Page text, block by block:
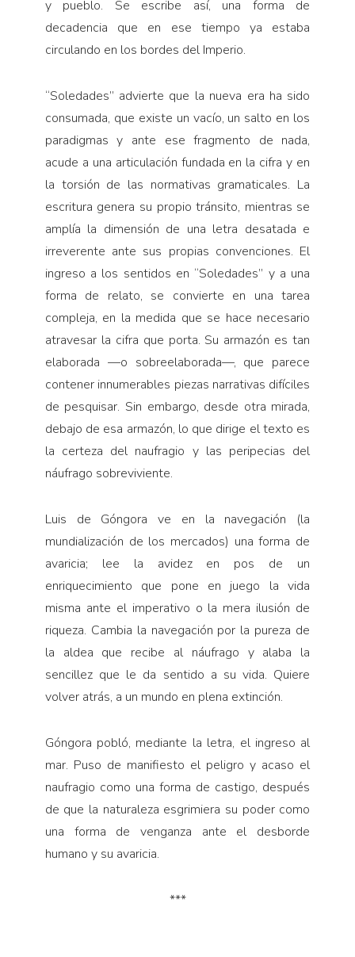
y pueblo. Se escribe así, una forma de
decadencia que en ese tiempo ya estaba
circulando en los bordes del Imperio.
“Soledades” advierte que la nueva era ha sido
consumada, que existe un vacío, un salto en los
paradigmas y ante ese fragmento de nada,
acude a una articulación fundada en la cifra y en
la torsión de las normativas gramaticales. La
escritura genera su propio tránsito, mientras se
amplía la dimensión de una letra desatada e
irreverente ante sus propias convenciones. El
ingreso a los sentidos en “Soledades” y a una
forma de relato, se convierte en una tarea
compleja, en la medida que se hace necesario
atravesar la cifra que porta. Su armazón es tan
elaborada —o sobreelaborada—, que parece
contener innumerables piezas narrativas difíciles
de pesquisar. Sin embargo, desde otra mirada,
debajo de esa armazón, lo que dirige el texto es
la certeza del naufragio y las peripecias del
náufrago sobreviviente.
Luis de Góngora ve en la navegación (la
mundialización de los mercados) una forma de
avaricia; lee la avidez en pos de un
enriquecimiento que pone en juego la vida
misma ante el imperativo o la mera ilusión de
riqueza. Cambia la navegación por la pureza de
la aldea que recibe al náufrago y alaba la
sencillez que le da sentido a su vida. Quiere
volver atrás, a un mundo en plena extinción.
Góngora pobló, mediante la letra, el ingreso al
mar. Puso de manifiesto el peligro y acaso el
naufragio como una forma de castigo, después
de que la naturaleza esgrimiera su poder como
una forma de venganza ante el desborde
humano y su avaricia.
***